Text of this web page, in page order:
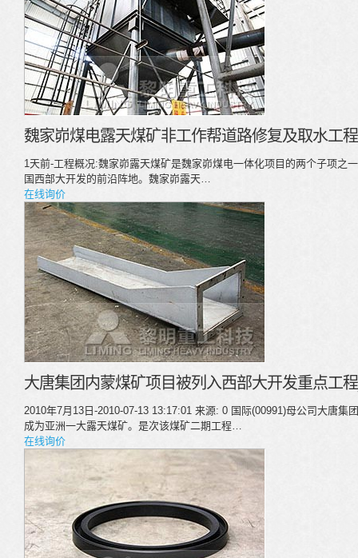
魏家峁煤电露天煤矿非工作帮道路修复及取水工
1天前-工程概况:魏家峁露天煤矿是魏家峁煤电一体化项目的两个子项之
国西部大开发的前沿阵地。魏家峁露天…
在线询价
大唐集团内蒙煤矿项目被列入西部大开发重点工
2010年7月13日-2010-07-13 13:17:01 来源: 0 国际(00991)母公司大唐
成为亚洲一大露天煤矿。是次该煤矿二期工程…
在线询价